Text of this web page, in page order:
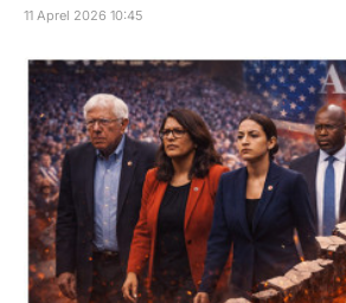
11 Aprel 2026 10:45